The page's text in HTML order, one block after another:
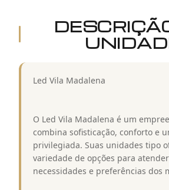
Led Vila Madalena
O Led Vila Madalena é um
combina sofisticação, conforto e
privilegiada. Suas unidades tipo
variedade de opções para
necessidades e preferências dos